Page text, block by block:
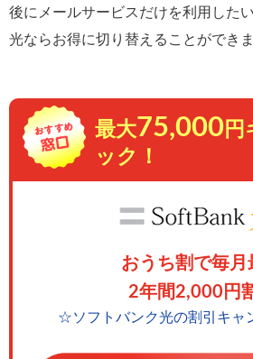
後にメールサービスだけを利用した
光ならお得に切り替えることができま
最大75,000
ック！
おうち割で毎月
2年間2,000円
☆ソフトバンク光の割引キャ